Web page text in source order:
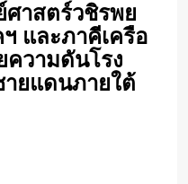
าสตร์วชิรพย
และภาคีเครือ
ความดันโรง
ยแดนภายใต้